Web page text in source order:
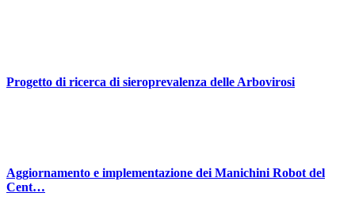
Progetto di ricerca di sieroprevalenza delle Arbovirosi
Aggiornamento e implementazione dei Manichini Robot del
Cent…